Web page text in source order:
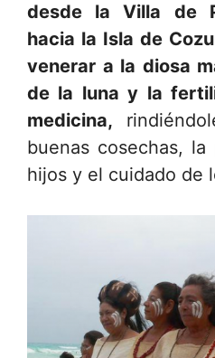
desde la Villa de
hacia la Isla de
venerar a la diosa
de la luna y la
medicina,
buenas cosechas,
hijos y el cuidado de